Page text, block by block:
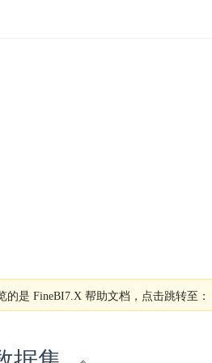
的是 FineBI7.X 帮助文档，点击跳转至：